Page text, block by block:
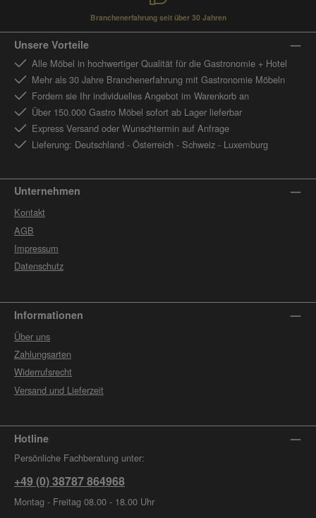
Branchenerfahrung seit über 30 Jahren
Unsere Vorteile
Alle Möbel in hochwertiger Qualität für die Gastronomie + Hotel
Mehr als 30 Jahre Branchenerfahrung mit Gastronomie Möbeln
Fordern sie Ihr individuelles Angebot im Warenkorb an
Über 150.000 Gastro Möbel sofort ab Lager lieferbar
Express Versand oder Wunschtermin auf Anfrage
Lieferung: Deutschland - Österreich - Schweiz - Luxemburg
Unternehmen
Kontakt
AGB
Impressum
Datenschutz
Informationen
Über uns
Zahlungsarten
Widerrufsrecht
Versand und Lieferzeit
Hotline
Persönliche Fachberatung unter:
+49 (0) 38787 864968
Montag - Freitag 08.00 - 18.00 Uhr